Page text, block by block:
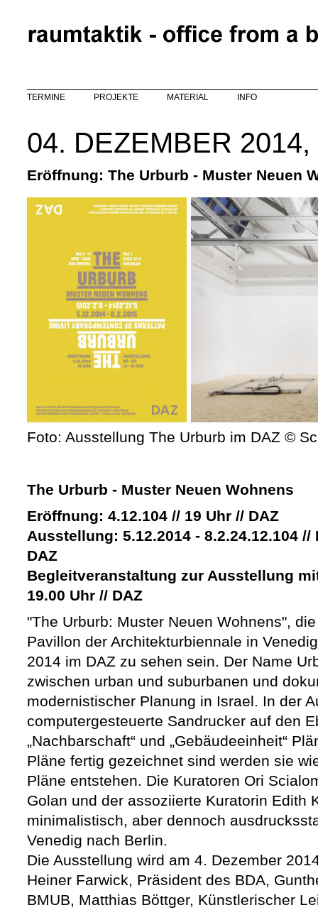
TERMINE PROJEKTE MATERIAL INFO
04. DEZEMBER
Eröffnung: The Urburb - Muster Neuen
Foto: Ausstellung The Urburb im DAZ ©
The Urburb - Muster Neuen Wohnens
Eröffnung: 4.12.104 // 19 Uhr // DAZ
Ausstellung: 5.12.2014 - 8.2.24.12.104 //
DAZ
Begleitveranstaltung zur Ausstellung
19.00 Uhr // DAZ
"The Urburb: Muster Neuen Wohnens",
Pavillon der Architekturbiennale in
2014 im DAZ zu sehen sein. Der Name
zwischen urban und suburbanen und
modernistischer Planung in Israel. In der
computergesteuerte Sandrucker auf den
„Nachbarschaft“ und „Gebäudeeinheit“
Pläne fertig gezeichnet sind werden sie
Pläne entstehen. Die Kuratoren Ori
Golan und der assoziierte Kuratorin Edith
minimalistisch, aber dennoch
Venedig nach Berlin.
Die Ausstellung wird am 4. Dezember
Heiner Farwick, Präsident des BDA,
BMUB, Matthias Böttger, Künstlerischer